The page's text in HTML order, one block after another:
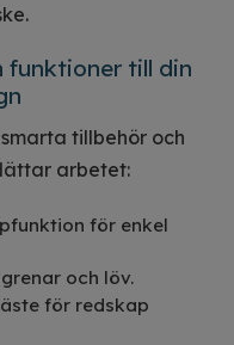
till din
tillbehör och
arbetet:
för enkel
och löv.
för redskap